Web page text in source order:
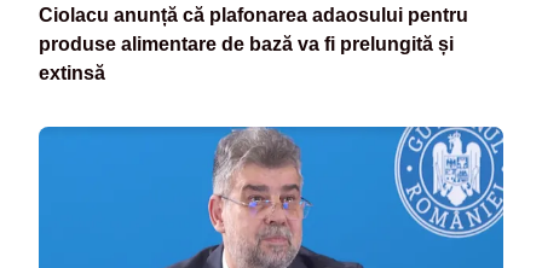
Ciolacu anunță că plafonarea adaosului pentru
produse alimentare de bază va fi prelungită și
extinsă